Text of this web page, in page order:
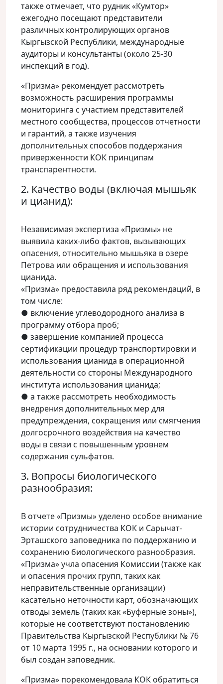
также отмечает, что рудник «Кумтор»
ежегодно посещают представители
различных контролирующих органов
Кыргызской Республики, международные
аудиторы и консультанты (около 25-30
инспекций в год).
«Призма» рекомендует рассмотреть
возможность расширения программы
мониторинга с участием представителей
местного сообщества, процессов отчетности
и гарантий, а также изучения
дополнительных способов поддержания
приверженности КОК принципам
транспарентности.
2. Качество воды (включая мышьяк
и цианид):
Независимая экспертиза «Призмы» не
выявила каких-либо фактов, вызывающих
опасения, относительно мышьяка в озере
Петрова или обращения и использования
цианида.
«Призма» предоставила ряд рекомендаций, в
том числе:
● включение углеводородного анализа в
программу отбора проб;
● завершение компанией процесса
сертификации процедур транспортировки и
использования цианида в операционной
деятельности со стороны Международного
института использования цианида;
● а также рассмотреть необходимость
внедрения дополнительных мер для
предупреждения, сокращения или смягчения
долгосрочного воздействия на качество
воды в связи с повышенным уровнем
содержания сульфатов.
3. Вопросы биологического
разнообразия:
В отчете «Призмы» уделено особое внимание
истории сотрудничества КОК и Сарычат-
Эрташского заповедника по поддержанию и
сохранению биологического разнообразия.
«Призма» учла опасения Комиссии (также как
и опасения прочих групп, таких как
неправительственные организации)
касательно неточности карт, обозначающих
отводы земель (таких как «Буферные зоны»),
которые не соответствуют постановлению
Правительства Кыргызской Республики № 76
от 10 марта 1995 г., на основании которого и
был создан заповедник.
«Призма» порекомендовала КОК обратиться